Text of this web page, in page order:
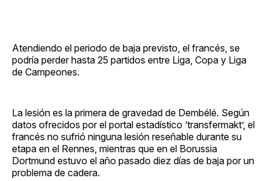
Atendiendo el periodo de baja previsto, el francés, se
podría perder hasta 25 partidos entre Liga, Copa y Liga
de Campeones.
La lesión es la primera de gravedad de Dembélé. Según
datos ofrecidos por el portal estadístico ‘transfermakt’, el
francés no sufrió ninguna lesión reseñable durante su
etapa en el Rennes, mientras que en el Borussia
Dortmund estuvo el año pasado diez días de baja por un
problema de cadera.